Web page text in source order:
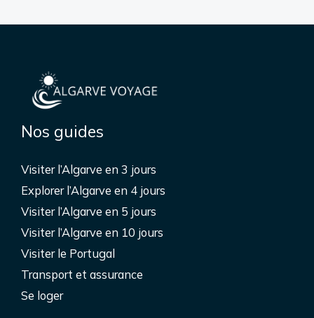
Nos guides
Visiter l’Algarve en 3 jours
Explorer l’Algarve en 4 jours
Visiter l’Algarve en 5 jours
Visiter l’Algarve en 10 jours
Visiter le Portugal
Transport et assurance
Se loger